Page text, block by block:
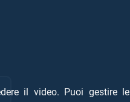
il video. Puoi gestire le